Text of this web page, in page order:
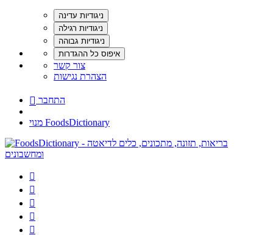
צור קשר
הצהרת נגישות
 התחבר
מנוי FoodsDictionary




